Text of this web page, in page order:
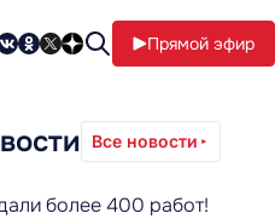
Прямой эфир
методик обучения»
Все новости
более 400 работ!